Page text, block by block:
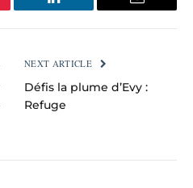
LinkedIn Email
NEXT ARTICLE
Défis la plume d’Evy :
Refuge